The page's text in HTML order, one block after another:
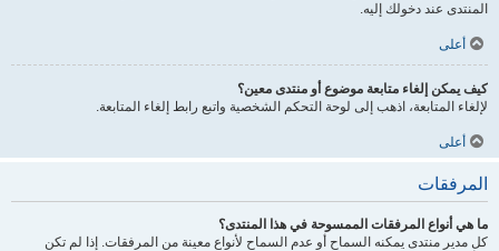
المنتدى عند دخولك إليه.
أعلى
كيف يمكن إلغاء متابعة موضوع أو منتدى معين؟
لإلغاء المتابعة، اذهب إلى لوحة التحكم الشخصية واتبع رابط إلغاء المتابعة.
أعلى
المرفقات
ما هي أنواع المرفقات الممسوحة في هذا المنتدى؟
كل مدير منتدى يمكنه السماح أو عدم السماح لأنواع معينة من المرفقات. إذا لم تكن